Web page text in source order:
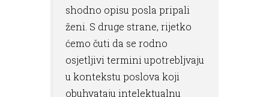
shodno opisu posla pripali
ženi. S druge strane, rijetko
ćemo čuti da se rodno
osjetljivi termini upotrebljvaju
u kontekstu poslova koji
obuhvataju intelektualnu